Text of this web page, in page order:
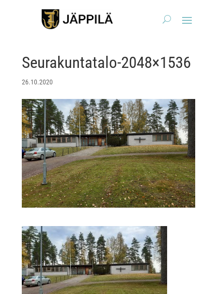
Seurakuntatalo-2048×1536
26.10.2020